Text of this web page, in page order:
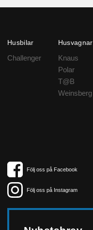
Husbilar
Challenger
Husvagnar
Knaus
Polar
T@B
Weinsberg
Följ oss på Facebook
Följ oss på Instagram